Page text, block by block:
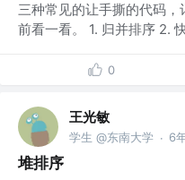
三种常见的让手撕的代码
前看一看。 1. 归并排序 2.
0
王光敏
学生 @东南大学 · 6
堆排序